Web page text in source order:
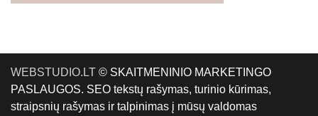
WEBSTUDIO.LT © SKAITMENINIO MARKETINGO
PASLAUGOS. SEO tekstų rašymas, turinio kūrimas,
straipsnių rašymas ir talpinimas į mūsų valdomas